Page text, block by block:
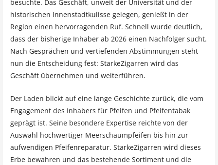
besuchte. Das Geschäft, unweit der Universität und der
historischen Innenstadtkulisse gelegen, genießt in der
Region einen hervorragenden Ruf. Schnell wurde deutlich,
dass der bisherige Inhaber ab 2026 einen Nachfolger sucht.
Nach Gesprächen und vertiefenden Abstimmungen steht
nun die Entscheidung fest: StarkeZigarren wird das
Geschäft übernehmen und weiterführen.
Der Laden blickt auf eine lange Geschichte zurück, die vom
Engagement des Inhabers für Pfeifen und Pfeifentabak
geprägt ist. Seine besondere Expertise reichte von der
Auswahl hochwertiger Meerschaumpfeifen bis hin zur
aufwendigen Pfeifenreparatur. StarkeZigarren wird dieses
Erbe bewahren und das bestehende Sortiment und die